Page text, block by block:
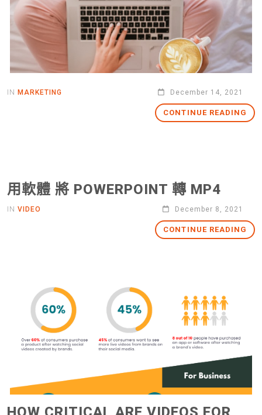
IN MARKETING December 14, 2021
CONTINUE READING
用軟體 將 POWERPOINT 轉 MP4
IN VIDEO December 8, 2021
CONTINUE READING